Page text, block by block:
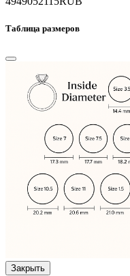
Таблица размеров
Закрыть